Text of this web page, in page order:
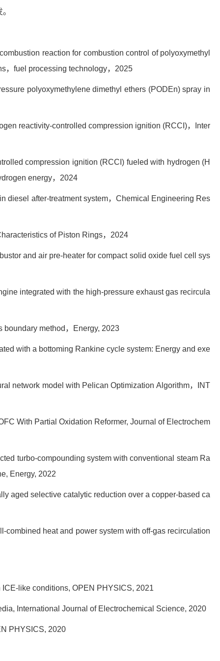
reaction for combustion control of polyoxymethyl
， fuel processing technology， 2025
polyoxymethylene dimethyl ethers (PODEn) spray in
reactivity-controlled compression ignition (RCCI)，
Inter
compression ignition (RCCI) fueled with hydrogen (H
energy， 2024
diesel after-treatment system， Chemical Engineering Res
of Piston Rings， 2024
and air pre-heater for compact solid oxide fuel cell sys
integrated with the high-pressure exhaust gas recircula
boundary method ， Energy, 2023
with a bottoming Rankine cycle system: Energy and exe
network model with Pelican Optimization Algorithm，
INT
With Partial Oxidation Reformer, Journal of Electrochem
turbo-compounding system with conventional steam Ra
Energy, 2022
aged selective catalytic reduction over a copper-based ca
combined heat and power system with off-gas recirculation
like conditions, OPEN PHYSICS, 2021
International Journal of Electrochemical Science, 2020
PHYSICS, 2020